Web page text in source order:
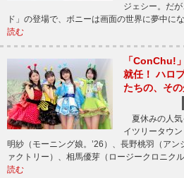
ジェシー。だ
ド」の登場で、ボニーは画面の世界に夢中に
読む
「ConChu!
就任！ ハロ
たちの、そ
夏休みの人気
イツリータウ
明紗（モーニング娘。’26）、長野桃羽（ア
ァクトリー）、相馬優芽（ロージークロニク
読む